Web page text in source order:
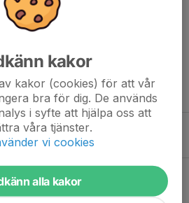
Hagsätra Sport
0
kakor
kakor (cookies) för att vår
bra för dig. De används
i syfte att hjälpa oss att
våra tjänster.
vi cookies
alla kakor